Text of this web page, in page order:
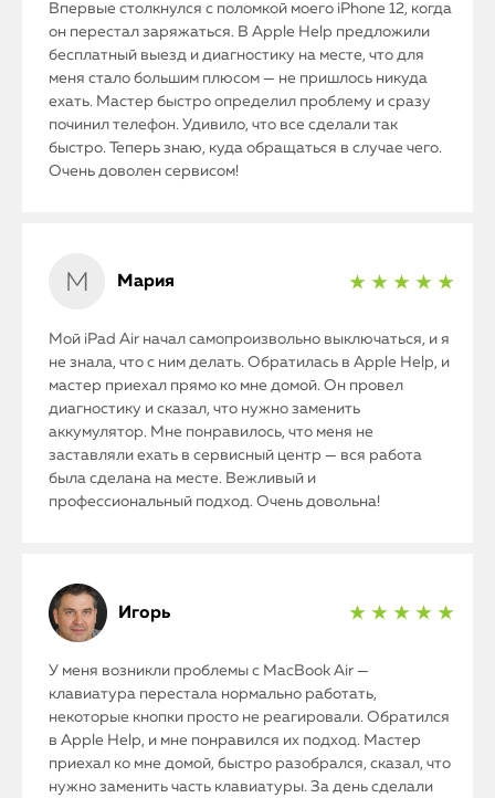
iPhone
Впервые столкнулся с поломкой моего iPhone 12, когда
он перестал заряжаться. В Apple Help предложили
бесплатный выезд и диагностику на месте, что для
меня стало большим плюсом — не пришлось никуда
ехать. Мастер быстро определил проблему и сразу
починил телефон. Удивило, что все сделали так
быстро. Теперь знаю, куда обращаться в случае чего.
Очень доволен сервисом!
Мария ★ ★ ★ ★ ★
Мой iPad Air начал самопроизвольно выключаться, и я
не знала, что с ним делать. Обратилась в Apple Help, и
мастер приехал прямо ко мне домой. Он провел
диагностику и сказал, что нужно заменить
аккумулятор. Мне понравилось, что меня не
заставляли ехать в сервисный центр — вся работа
была сделана на месте. Вежливый и
профессиональный подход. Очень довольна!
Игорь ★ ★ ★ ★ ★
У меня возникли проблемы с MacBook Air —
клавиатура перестала нормально работать,
некоторые кнопки просто не реагировали. Обратился
в Apple Help, и мне понравился их подход. Мастер
приехал ко мне домой, быстро разобрался, сказал, что
нужно заменить часть клавиатуры. За день сделали